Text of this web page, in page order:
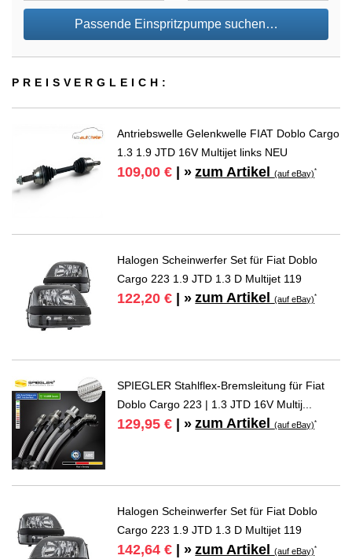
Passende Einspritzpumpe suchen…
PREIS­VER­GLEICH:
Antriebswelle Gelenkwelle FIAT Doblo Cargo
1.3 1.9 JTD 16V Multijet links NEU
109,00 € | » zum Artikel(auf eBay)*
Halogen Scheinwerfer Set für Fiat Doblo
Cargo 223 1.9 JTD 1.3 D Multijet 119
122,20 € | » zum Artikel(auf eBay)*
SPIEGLER Stahlflex-Bremsleitung für Fiat
Doblo Cargo 223 | 1.3 JTD 16V Multij...
129,95 € | » zum Artikel(auf eBay)*
Halogen Scheinwerfer Set für Fiat Doblo
Cargo 223 1.9 JTD 1.3 D Multijet 119
142,64 € | » zum Artikel(auf eBay)*